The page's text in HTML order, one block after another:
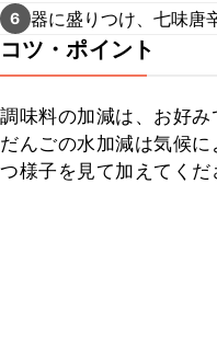
6 器に盛りつけ、七味唐
コツ・ポイント
調味料の加減は、お好み
だんごの水加減は気候
つ様子を見て加えてくだ